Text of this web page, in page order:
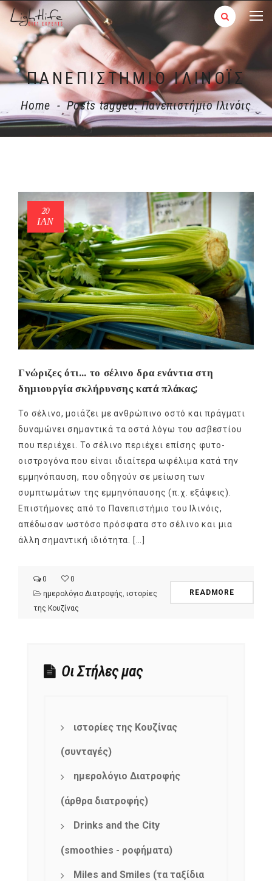
ΠΑΝΕΠΙΣΤΉΜΙΟ ΙΛΙΝΌΙΣ
Home - Posts tagged: Πανεπιστήμιο Ιλινόις
20
ΙΑΝ
Γνώριζες ότι… το σέλινο δρα ενάντια στη
δημιουργία σκλήρυνσης κατά πλάκας;
Το σέλινο, μοιάζει με ανθρώπινο οστό και πράγματι
δυναμώνει σημαντικά τα οστά λόγω του ασβεστίου
που περιέχει. Το σέλινο περιέχει επίσης φυτο-
οιστρογόνα που είναι ιδιαίτερα ωφέλιμα κατά την
εμμηνόπαυση, που οδηγούν σε μείωση των
συμπτωμάτων της εμμηνόπαυσης (π.χ. εξάψεις).
Επιστήμονες από το Πανεπιστήμιο του Ιλινόις,
απέδωσαν ωστόσο πρόσφατα στο σέλινο και μια
άλλη σημαντική ιδιότητα. […]
0
0
ημερολόγιο Διατροφής ιστορίες
της Κουζίνας
READMORE
Οι Στήλες μας
ιστορίες της Κουζίνας
(συνταγές)
ημερολόγιο Διατροφής
(άρθρα διατροφής)
Drinks and the City
(smoothies - ροφήματα)
Miles and Smiles (τα ταξίδια